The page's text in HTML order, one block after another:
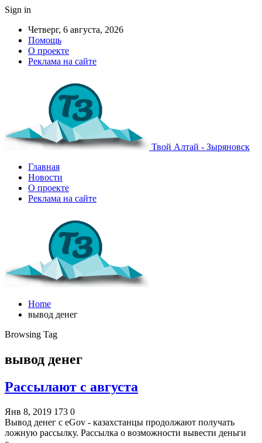
Sign in
Четверг, 6 августа, 2026
Помощь
О проекте
Реклама на сайте
Твой Алтай - Зыряновск
Главная
Новости
О проекте
Реклама на сайте
Home
вывод денег
Browsing Tag
вывод денег
Рассылают с августа
Янв 8, 2019 173 0
Вывод денег с eGov - казахстанцы продолжают получать
ложную рассылку. Рассылка о возможности вывести деньги